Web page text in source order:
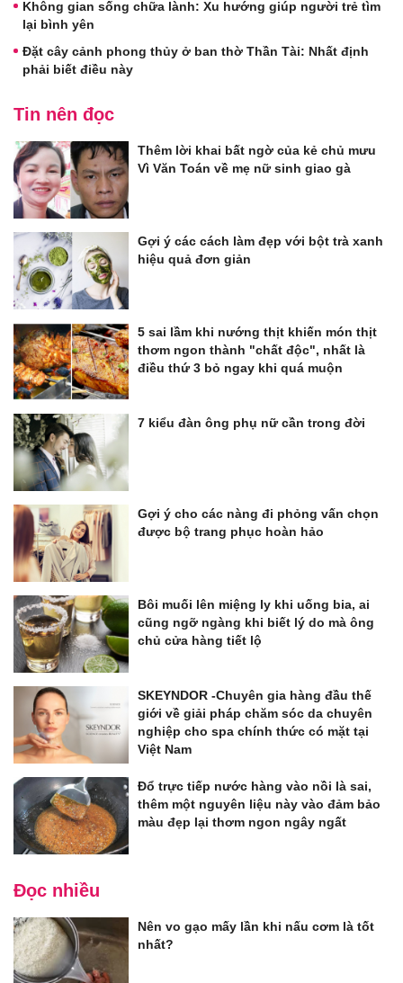
Không gian sống chữa lành: Xu hướng giúp người trẻ tìm
lại bình yên
Đặt cây cảnh phong thủy ở ban thờ Thần Tài: Nhất định
phải biết điều này
Tin nên đọc
Thêm lời khai bất ngờ của kẻ chủ mưu
Vì Văn Toán về mẹ nữ sinh giao gà
Gợi ý các cách làm đẹp với bột trà xanh
hiệu quả đơn giản
5 sai lầm khi nướng thịt khiến món thịt
thơm ngon thành "chất độc", nhất là
điều thứ 3 bỏ ngay khi quá muộn
7 kiểu đàn ông phụ nữ cần trong đời
Gợi ý cho các nàng đi phỏng vấn chọn
được bộ trang phục hoàn hảo
Bôi muối lên miệng ly khi uống bia, ai
cũng ngỡ ngàng khi biết lý do mà ông
chủ cửa hàng tiết lộ
SKEYNDOR -Chuyên gia hàng đầu thế
giới về giải pháp chăm sóc da chuyên
nghiệp cho spa chính thức có mặt tại
Việt Nam
Đổ trực tiếp nước hàng vào nồi là sai,
thêm một nguyên liệu này vào đảm bảo
màu đẹp lại thơm ngon ngây ngất
Đọc nhiều
Nên vo gạo mấy lần khi nấu cơm là tốt
nhất?